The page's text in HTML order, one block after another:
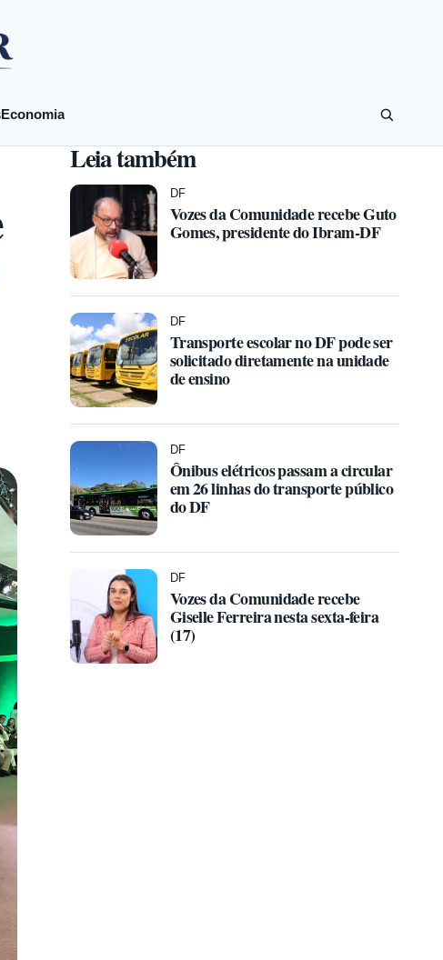
Economia
Leia também
DF
Vozes da Comunidade recebe Guto
Gomes, presidente do Ibram-DF
DF
Transporte escolar no DF pode ser
solicitado diretamente na unidade
de ensino
DF
Ônibus elétricos passam a circular
em 26 linhas do transporte público
do DF
DF
Vozes da Comunidade recebe
Giselle Ferreira nesta sexta-feira
(17)